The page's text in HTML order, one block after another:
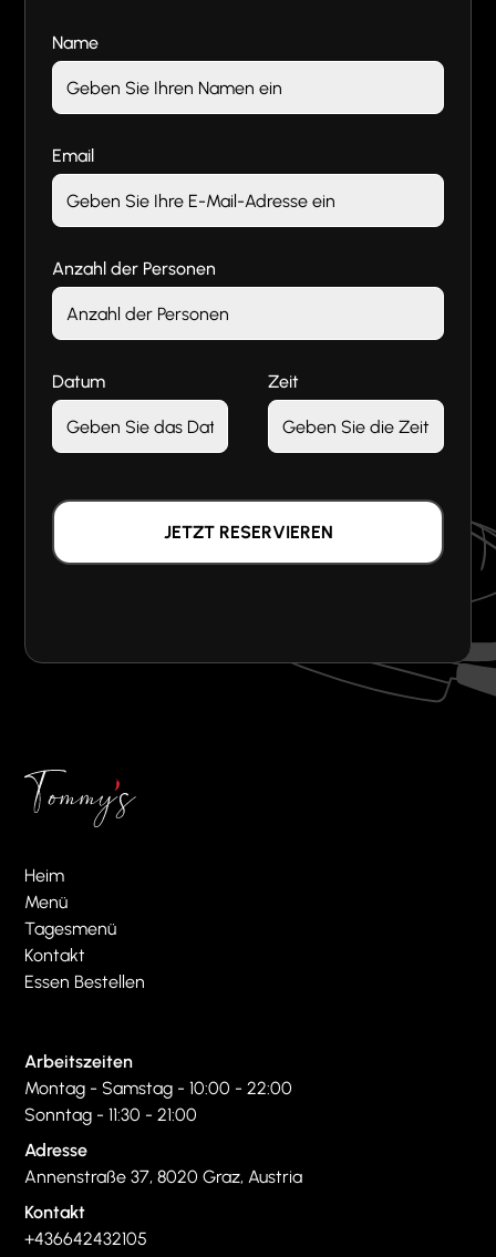
Name
Email
Anzahl der Personen
Datum Zeit
Heim
Menü
Tagesmenü
Kontakt
Essen Bestellen
Arbeitszeiten
Montag - Samstag - 10:00 - 22:00
Sonntag - 11:30 - 21:00
Adresse
Annenstraße 37, 8020 Graz, Austria
Kontakt
+436642432105